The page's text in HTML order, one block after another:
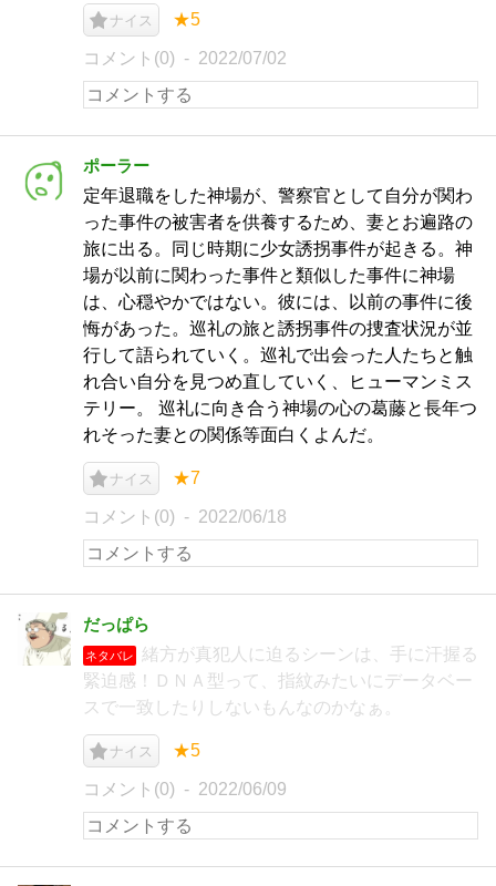
ナイス ★5
コメント(0) 2022/07/02
ポーラー
定年退職をした神場が、警察官として自分が関わ
った事件の被害者を供養するため、妻とお遍路の
旅に出る。同じ時期に少女誘拐事件が起きる。神
場が以前に関わった事件と類似した事件に神場
は、心穏やかではない。彼には、以前の事件に後
悔があった。巡礼の旅と誘拐事件の捜査状況が並
行して語られていく。巡礼で出会った人たちと触
れ合い自分を見つめ直していく、ヒューマンミス
テリー。 巡礼に向き合う神場の心の葛藤と長年つ
れそった妻との関係等面白くよんだ。
ナイス ★7
コメント(0) 2022/06/18
だっぱら
ネタバレ
緒方が真犯人に迫るシーンは、手に汗握る
緊迫感！ＤＮＡ型って、指紋みたいにデータベー
スで一致したりしないもんなのかなぁ。
ナイス ★5
コメント(0) 2022/06/09